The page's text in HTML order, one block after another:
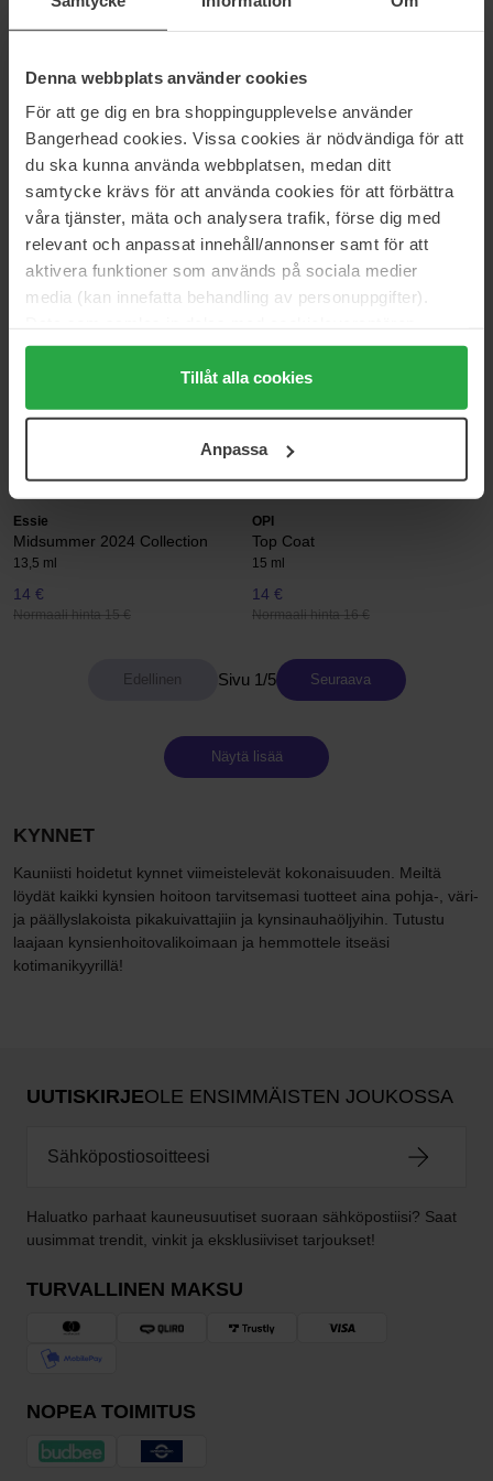
Denna webbplats använder cookies
För att ge dig en bra shoppingupplevelse använder
Bangerhead cookies. Vissa cookies är nödvändiga för att
du ska kunna använda webbplatsen, medan ditt
samtycke krävs för att använda cookies för att förbättra
våra tjänster, mäta och analysera trafik, förse dig med
relevant och anpassat innehåll/annonser samt för att
aktivera funktioner som används på sociala medier
media (kan innefatta behandling av personuppgifter).
Genom att trycka på "Tillåt alla cookies" accepterar du
alla cookies, medan du under "Detaljer" kan anpassa
användningen av cookies. Du kan när som helst återkalla
samt vår Integritetspolicy.
Tillåt alla cookies
Anpassa
Normaali hinta 28 € Normaali hinta 13 €
Start to Finish 3-In-1 Treatment
19 €
Normaali hinta
21 €
Loppu varastosta
Nail Oil
10 € Loppu varastosta
Nature Strong Soothe &
Remove Cuticles
50 ml
25 € Loppu varastosta
Here To Stay
13.5 ml
Normaali hinta
Glass Nail File
Normaali hinta 11 €
gel couture nail polish
13,5 ml
Normaali hinta
15 €
Essie
Midsummer 2024 Collection
13,5 ml
14 €
Normaali hinta 15 €
OPI
Top Coat
15 ml
14 €
Normaali hinta 16 €
Sivu 1/5 Seuraava
Näytä lisää
KYNNET
Kauniisti hoidetut kynnet viimeistelevät kokonaisuuden. Meiltä
löydät kaikki kynsien hoitoon tarvitsemasi tuotteet aina pohja-, väri-
ja päällyslakoista pikakuivattajiin ja kynsinauhaöljyihin. Tutustu
laajaan kynsienhoitovalikoimaan ja hemmottele itseäsi
kotimanikyyrillä!
UUTISKIRJEOLE ENSIMMÄISTEN JOUKOSSA
Haluatko parhaat kauneusuutiset suoraan sähköpostiisi? Saat
uusimmat trendit, vinkit ja eksklusiiviset tarjoukset!
TURVALLINEN MAKSU
NOPEA TOIMITUS